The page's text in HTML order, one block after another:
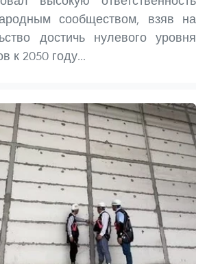
сообществом, взяв на
достичь нулевого уровня
к 2050 году...